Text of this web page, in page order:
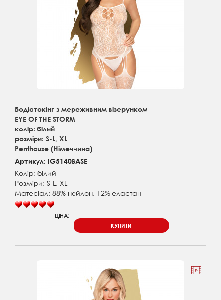
Бодістокінг з мереживним візерунком
EYE OF THE STORM
колір: білий
розміри: S-L, XL
Penthouse (Німеччина)
Артикул: IG5140BASE
Колір: білий
Розміри: S-L, XL
Матеріал: 88% нейлон, 12% еластан
ЦІНА:
КУПИТИ